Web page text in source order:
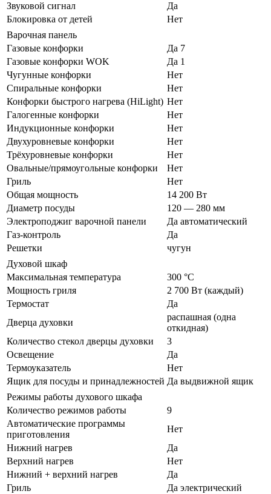
Звуковой сигнал
Да
Блокировка от детей
Нет
Варочная панель
Газовые конфорки
Да 7
Газовые конфорки WOK
Да 1
Чугунные конфорки
Нет
Спиральные конфорки
Нет
Конфорки быстрого нагрева (HiLight) Нет
Галогенные конфорки
Нет
Индукционные конфорки
Нет
Двухуровневые конфорки
Нет
Трёхуровневые конфорки
Нет
Овальные/прямоугольные конфорки
Нет
Гриль
Нет
Общая мощность
14 200 Вт
Диаметр посуды
120 — 280 мм
Электроподжиг варочной панели
Да автоматический
Газ-контроль
Да
Решетки
чугун
Духовой шкаф
Максимальная температура
300 °C
Мощность гриля
2 700 Вт (каждый)
Термостат
Да
Дверца духовки
распашная (одна
откидная)
Количество стекол дверцы духовки
3
Освещение
Да
Термоуказатель
Нет
Ящик для посуды и принадлежностей Да выдвижной ящик
Режимы работы духового шкафа
Количество режимов работы
9
Автоматические программы
приготовления
Нет
Нижний нагрев
Да
Верхний нагрев
Нет
Нижний + верхний нагрев
Да
Гриль
Да электрический